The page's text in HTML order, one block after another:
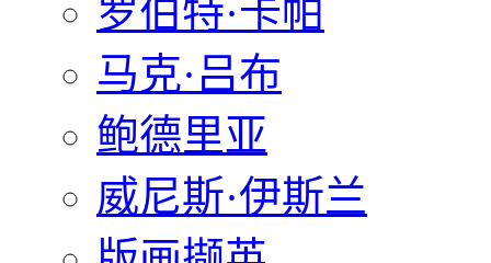
罗伯特·卡帕
马克·吕布
鲍德里亚
威尼斯·伊斯兰